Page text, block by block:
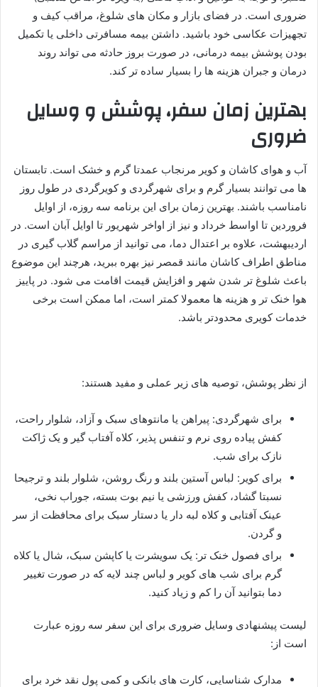
ضروری است. در فضای بازار و مکان های شلوغ، مراقب کیف و
تجهیزات عکاسی خود باشید. داشتن بیمه مسافرتی داخلی یا تکمیل
بودن پوشش بیمه درمانی، در صورت بروز حادثه می تواند روند
درمان و جبران هزینه ها را بسیار ساده تر کند.
بهترین زمان سفر، پوشش و وسایل
ضروری
آب و هوای کاشان و کویر مرنجاب عمدتا گرم و خشک است. تابستان
ها می توانند بسیار گرم و برای شهرگردی و کویرگردی در طول روز
نامناسب باشند. بهترین زمان برای این برنامه سه روزه، از اوایل
فروردین تا اواسط خرداد و نیز از اواخر شهریور تا اوایل آبان است. در
اردیبهشت، علاوه بر اعتدال دما، می توانید از مراسم گلاب گیری در
مناطق اطراف کاشان مانند قمصر نیز بهره ببرید، هرچند این موضوع
باعث شلوغ تر شدن شهر و افزایش قیمت اقامت می شود. در پاییز
هوا خنک تر و هزینه ها معمولا کمتر است، اما ممکن است برخی
خدمات کویری محدودتر باشد.
از نظر پوشش، توصیه های زیر عملی و مفید هستند:
برای شهرگردی: پیراهن یا مانتوهای سبک و آزاد، شلوار راحت،
کفش پیاده روی نرم و تنفس پذیر، کلاه آفتاب گیر و یک ژاکت
نازک برای شب.
برای کویر: لباس آستین بلند و رنگ روشن، شلوار بلند و ترجیحا
نسبتا گشاد، کفش ورزشی یا نیم بوت بسته، جوراب نخی،
عینک آفتابی و کلاه لبه دار یا دستار سبک برای محافظت از سر
و گردن.
برای فصول خنک تر: یک سویشرت یا کاپشن سبک، شال یا کلاه
گرم برای شب های کویر و لباس چند لایه که در صورت تغییر
دما بتوانید آن را کم و زیاد کنید.
لیست پیشنهادی وسایل ضروری برای این سفر سه روزه عبارت
است از:
مدارک شناسایی، کارت های بانکی و کمی پول نقد خرد برای